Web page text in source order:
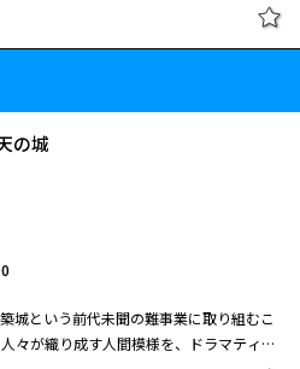
年連れ添った妻の皎子に感謝を伝えるた
にせず、以来、保の手として署名を肩代
のラブレターを贈ろうと、保は不慣れな
また保を温かく見守っていたが……。
の魔法使い 一挙放送 #3
数多い人気作家の朝井。そんな彼のデビ
第３４回柴田錬三郎賞も受賞した同名ベ
の岸善幸監督が豪華多彩なキャストの競
されないある秘密を各自抱えながら、
間模様を、繊細かつ鮮烈に描写。中でも
ンジングな役柄をみごとに演じ切り、新
の時に転校していった佐々木佳道が地元
ンスサークルに所属する諸橋大也は学内
ティ＝多様性＞をテーマにした学園祭の
誰にも心を開かずにいる大也にイベント
が各自異なる５人の男女が織り成す人間
部活やめるってよ」「何者」などで知
数多い人気作家の朝井。そんな彼のデビ
第３４回柴田錬三郎賞も受賞した同名ベ
の城
城という前代未聞の難事業に取り組むこ
々が織り成す人間模様を、ドラマティッ